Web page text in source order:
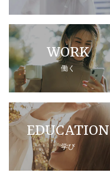
WORK
働く
EDUCATION
学び